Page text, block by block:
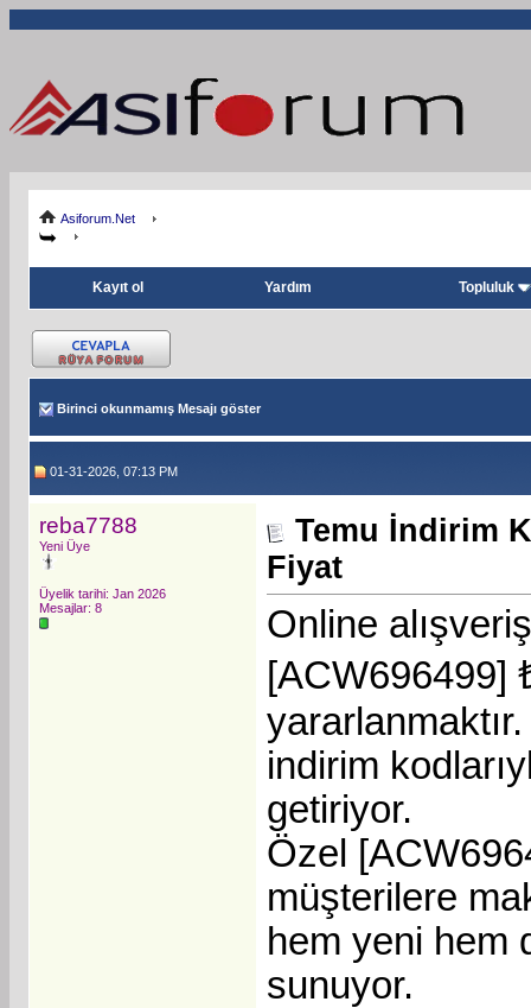
Asiforum.Net
Kayıt ol Yardım Topluluk
Birinci okunmamış Mesajı göster
01-31-2026, 07:13 PM
reba7788
Yeni Üye
Üyelik tarihi: Jan 2026
Mesajlar: 8
Temu İndirim
Fiyat
Online
[ACW696499]
yararlanmaktır.
indirim
getiriyor.
Özel
müşterilere
hem yeni hem
sunuyor.